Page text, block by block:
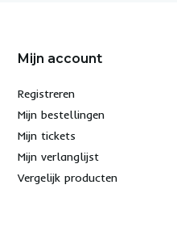
Mijn account
Registreren
Mijn bestellingen
Mijn tickets
Mijn verlanglijst
Vergelijk producten